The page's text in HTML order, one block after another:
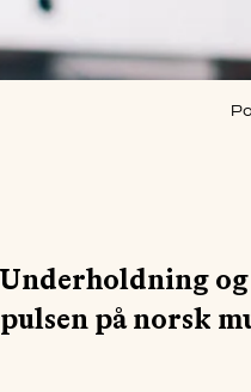
Underholdning og
pulsen på norsk